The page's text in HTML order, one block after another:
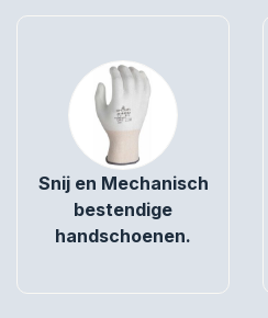
Snij en Mechanisch
bestendige
handschoenen.